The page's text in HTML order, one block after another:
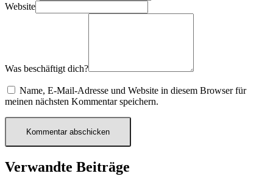
Website
Was beschäftigt dich?
Name, E-Mail-Adresse und Website in diesem Browser für
meinen nächsten Kommentar speichern.
Verwandte Beiträge